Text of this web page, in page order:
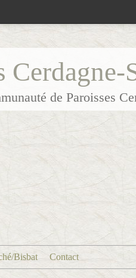
de Paroisses
Bisbat Contact